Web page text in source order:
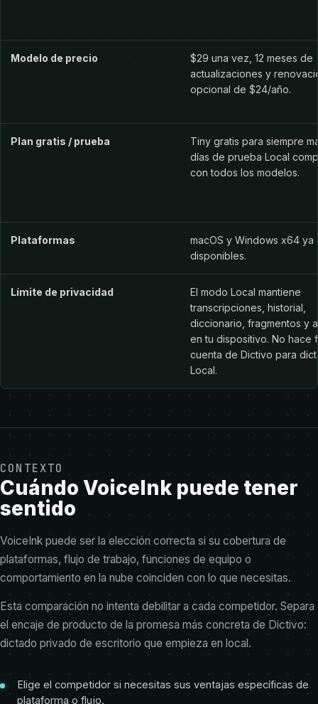
Modelo de precio
$29 una vez, 12 meses de
actualizaciones y
opcional de $24/año.
Plan gratis / prueba
Tiny gratis para siempre
días de prueba Local
con todos los modelos.
Plataformas
macOS y Windows x64 ya
disponibles.
Límite de privacidad
El modo Local mantiene
transcripciones, historial,
diccionario, fragmentos y
en tu dispositivo. No hace
cuenta de Dictivo para
Local.
CONTEXTO
Cuándo VoiceInk puede tener
sentido
VoiceInk puede ser la elección correcta si su cobertura de
plataformas, flujo de trabajo, funciones de equipo o
comportamiento en la nube coinciden con lo que necesitas.
Esta comparación no intenta debilitar a cada competidor. Separa
el encaje de producto de la promesa más concreta de Dictivo:
dictado privado de escritorio que empieza en local.
Elige el competidor si necesitas sus ventajas específicas de
plataforma o flujo.